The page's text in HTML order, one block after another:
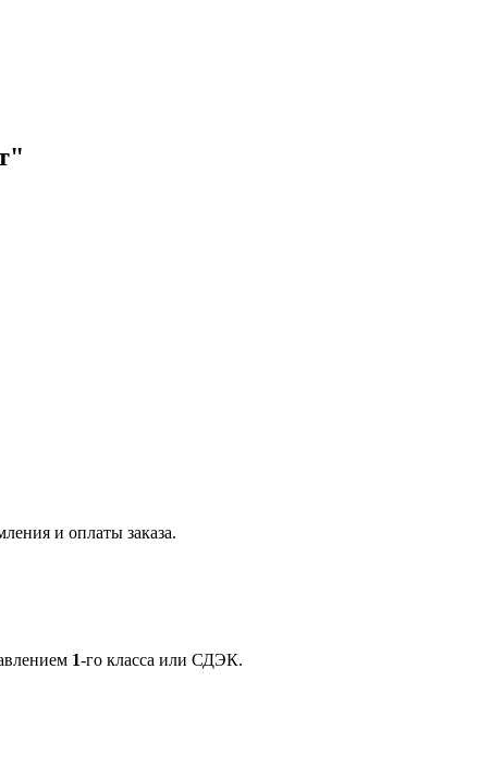
и оплаты заказа.
1-го класса или СДЭК.